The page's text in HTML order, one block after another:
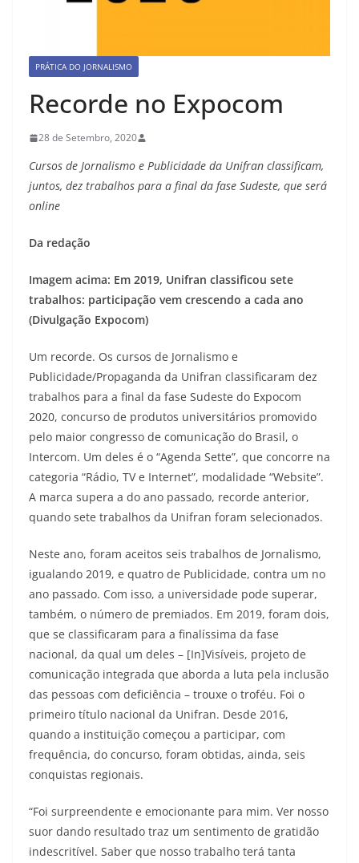
PRÁTICA DO JORNALISMO
Recorde no Expocom
28 de Setembro, 2020
Cursos de Jornalismo e Publicidade da Unifran classificam,
juntos, dez trabalhos para a final da fase Sudeste, que será
online
Da redação
Imagem acima: Em 2019, Unifran classificou sete
trabalhos: participação vem crescendo a cada ano
(Divulgação Expocom)
Um recorde. Os cursos de Jornalismo e
Publicidade/Propaganda da Unifran classificaram dez
trabalhos para a final da fase Sudeste do Expocom
2020, concurso de produtos universitários promovido
pelo maior congresso de comunicação do Brasil, o
Intercom. Um deles é o “Agenda Sette”, que concorre na
categoria “Rádio, TV e Internet”, modalidade “Website”.
A marca supera a do ano passado, recorde anterior,
quando sete trabalhos da Unifran foram selecionados.
Neste ano, foram aceitos seis trabalhos de Jornalismo,
igualando 2019, e quatro de Publicidade, contra um no
ano passado. Com isso, a universidade pode superar,
também, o número de premiados. Em 2019, foram dois,
que se classificaram para a finalíssima da fase
nacional, da qual um deles – [In]Visíveis, projeto de
comunicação integrada que aborda a luta pela inclusão
das pessoas com deficiência – trouxe o troféu. Foi o
primeiro título nacional da Unifran. Desde 2016,
quando a instituição começou a participar, com
frequência, do concurso, foram obtidas, ainda, seis
conquistas regionais.
“Foi surpreendente e emocionante para mim. Ver nosso
suor dando resultado traz um sentimento de gratidão
indescritível. Saber que nosso trabalho terá tanta